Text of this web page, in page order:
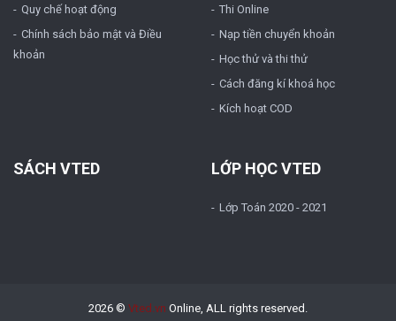
Quy chế hoạt động
Chính sách bảo mật và Điều
khoản
Thi Online
Nạp tiền chuyển khoản
Học thử và thi thử
Cách đăng kí khoá học
Kích hoạt COD
SÁCH VTED LỚP HỌC VTED
Lớp Toán 2020 - 2021
2026 © Vted.vn Online, ALL rights reserved.